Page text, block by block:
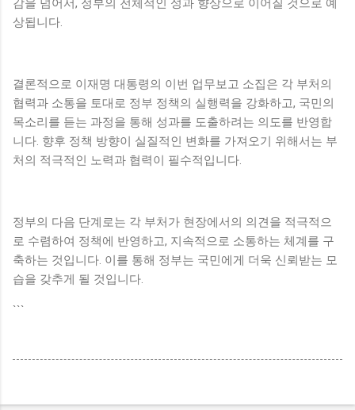
상됩니다.
결론적으로 이재명 대통령의 이번 업무보고 소집은 각 부처의
협력과 소통을 토대로 정부 정책의 실행력을 강화하고, 국민의
목소리를 듣는 과정을 통해 성과를 도출하려는 의도를 반영합
니다. 향후 정책 방향이 실질적인 변화를 가져오기 위해서는 부
처의 적극적인 노력과 협력이 필수적입니다.
정부의 다음 단계로는 각 부처가 현장에서의 의견을 적극적으
로 수렴하여 정책에 반영하고, 지속적으로 소통하는 체계를 구
축하는 것입니다. 이를 통해 정부는 국민에게 더욱 신뢰받는 모
습을 갖추게 될 것입니다.
```